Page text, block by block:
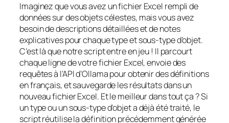
Imaginez que vous avez un fichier Excel rempli de
données sur des objets célestes, mais vous avez
besoin de descriptions détaillées et de notes
explicatives pour chaque type et sous-type d’objet.
C’est là que notre script entre en jeu ! Il parcourt
chaque ligne de votre fichier Excel, envoie des
requêtes à l’API d’Ollama pour obtenir des définitions
en français, et sauvegarde les résultats dans un
nouveau fichier Excel. Et le meilleur dans tout ça ? Si
un type ou un sous-type d’objet a déjà été traité, le
script réutilise la définition précédemment générée